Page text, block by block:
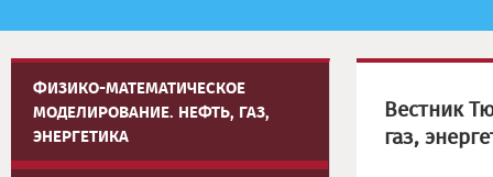
ФИЗИКО-МАТЕМАТИЧЕСКОЕ
МОДЕЛИРОВАНИЕ. НЕФТЬ, ГАЗ,
ЭНЕРГЕТИКА
Вестник
газ,